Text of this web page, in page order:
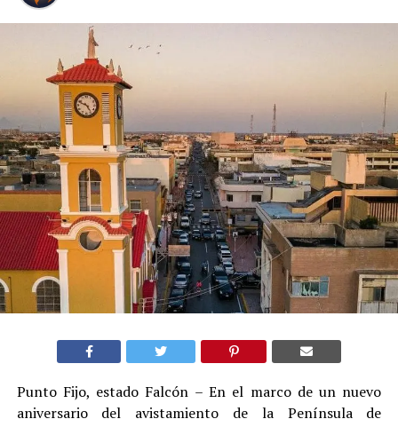
Punto Fijo, estado Falcón – En el marco de un nuevo
aniversario del avistamiento de la Península de